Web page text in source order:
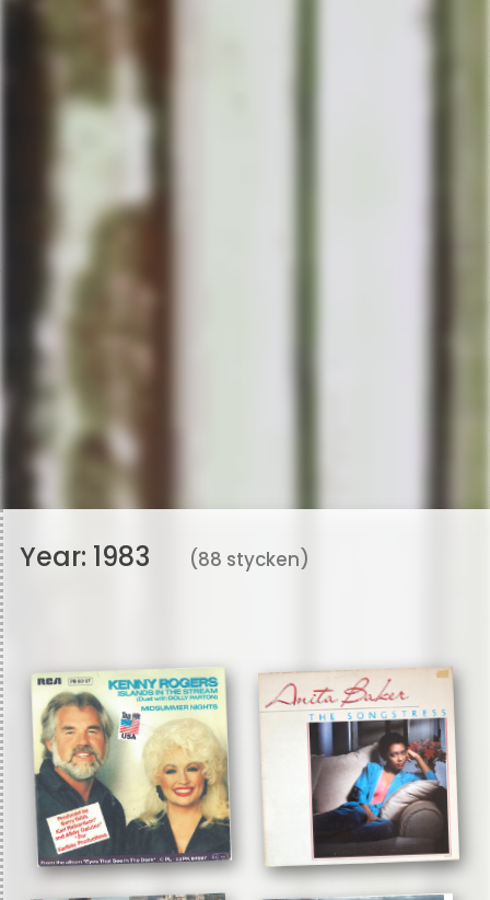
Year: 1983 (88 stycken)